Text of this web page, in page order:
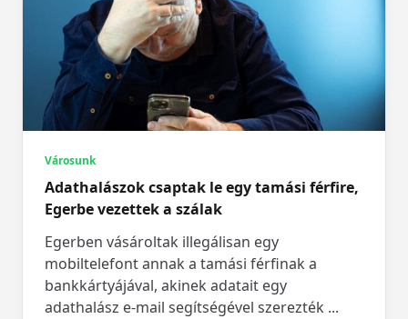
Városunk
Adathalászok csaptak le egy tamási férfire,
Egerbe vezettek a szálak
Egerben vásároltak illegálisan egy
mobiltelefont annak a tamási férfinak a
bankkártyájával, akinek adatait egy
adathalász e-mail segítségével szerezték ...